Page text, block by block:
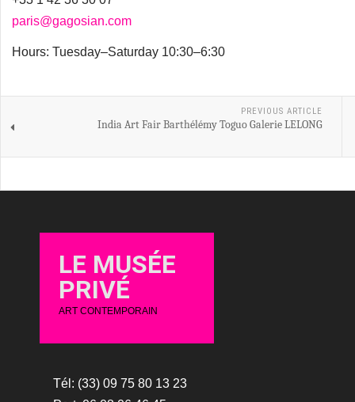
paris@gagosian.com
Hours: Tuesday–Saturday 10:30–6:30
PREVIOUS ARTICLE
India Art Fair Barthélémy Toguo Galerie LELONG
LE MUSÉE
PRIVÉ
ART CONTEMPORAIN
Tél: (33) 09 75 80 13 23